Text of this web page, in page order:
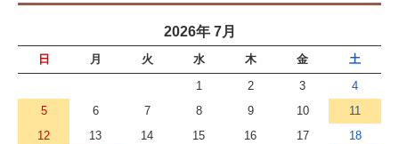
2026年 7月
日 月 火 水 木 金
土
1
2 3
4
5
6 7 8 9 10
11
12
13 14 15 16 17
18